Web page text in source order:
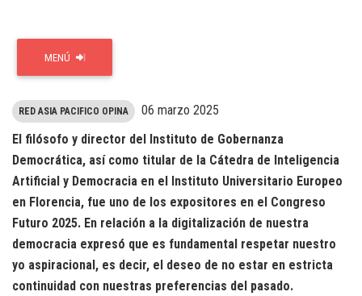
MENÚ
RED ASIA PACIFICO OPINA
06 marzo 2025
El filósofo y director del Instituto de Gobernanza
Democrática, así como titular de la Cátedra de Inteligencia
Artificial y Democracia en el Instituto Universitario Europeo
en Florencia, fue uno de los expositores en el Congreso
Futuro 2025. En relación a la digitalización de nuestra
democracia expresó que es fundamental respetar nuestro
yo aspiracional, es decir, el deseo de no estar en estricta
continuidad con nuestras preferencias del pasado.